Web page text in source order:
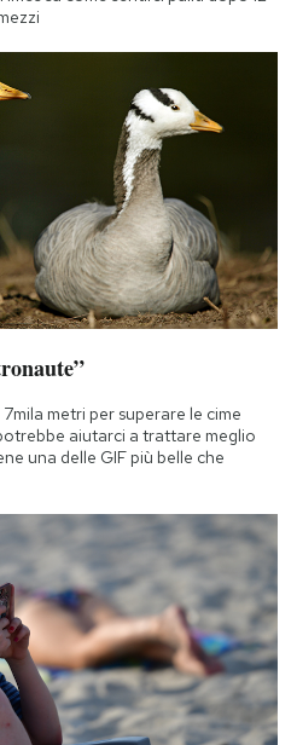
metri per superare le cime
aiutarci a trattare meglio
una delle GIF più belle che